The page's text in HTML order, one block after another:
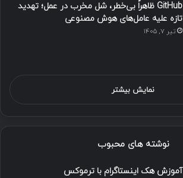
GitHub ظاهراً بی‌خطر، شل مخرب در عمل؛ تهدید
تازه علیه عامل‌های هوش مصنوعی
تیر ۷, ۱۴۰۵
نمایش بیشتر
نوشته های محبوب
آموزش هک اینستاگرام با ترموکس